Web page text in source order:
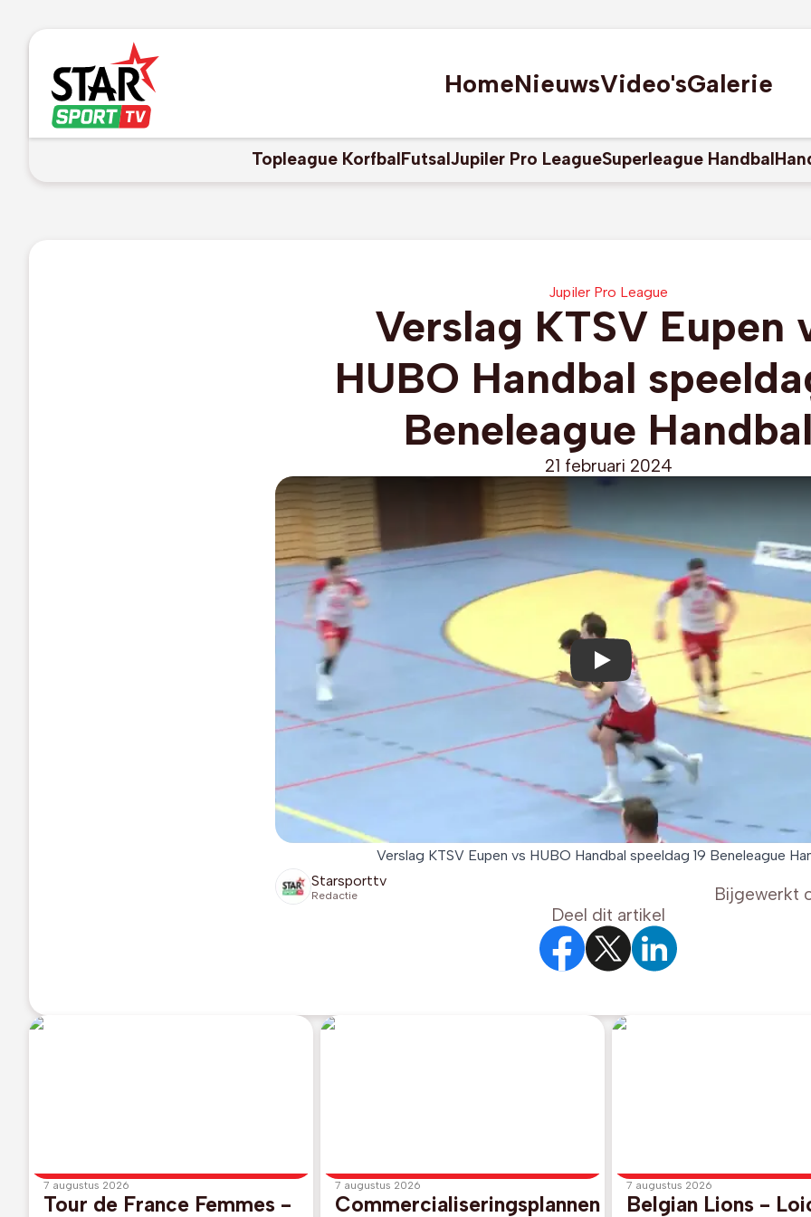
HomeNieuwsVideo'sGalerie
Topleague KorfbalFutsalJupiler Pro LeagueSuperleague Handbal
Jupiler Pro League
Verslag KTSV Eupen
HUBO Handbal
Beneleague
21 februari 2024
Play
Verslag KTSV Eupen vs HUBO Handbal speeldag 19 Beneleague
Starsporttv
Redactie
Bijgewerkt
Deel dit artikel
7 augustus 2026
Tour de France Femmes -
7 augustus 2026
Commercialiseringsplannen
7 augustus 2026
Belgian Lions -